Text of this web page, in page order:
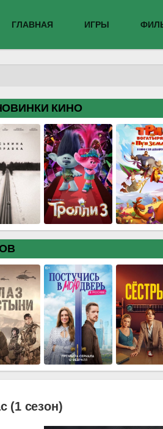
ГЛАВНАЯ ИГРЫ
КИНО
(1 сезон)